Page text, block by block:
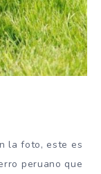
la foto, este es
peruano que